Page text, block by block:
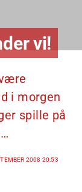
vi!
i morgen
spille på
2008 20:53